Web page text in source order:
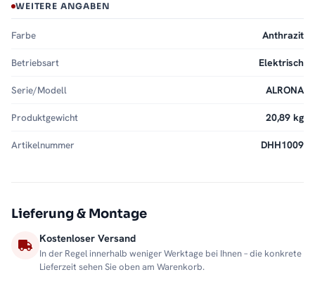
WEITERE ANGABEN
Farbe Anthrazit
Betriebsart Elektrisch
Serie/Modell ALRONA
Produktgewicht 20,89 kg
Artikelnummer DHH1009
Lieferung & Montage
Kostenloser Versand
In der Regel innerhalb weniger Werktage bei Ihnen – die konkrete
Lieferzeit sehen Sie oben am Warenkorb.